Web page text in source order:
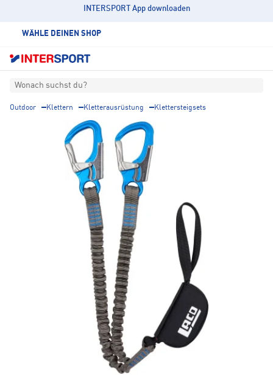
INTERSPORT App downloaden
WÄHLE DEINEN SHOP
Wonach suchst du?
Outdoor Klettern Kletterausrüstung Klettersteigsets